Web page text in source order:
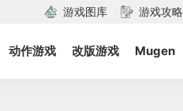
游戏图库 游戏攻略
动作游戏 改版游戏 Mugen